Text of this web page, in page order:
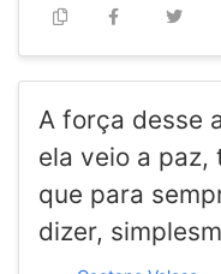
A força desse
ela veio a paz,
que para
dizer,